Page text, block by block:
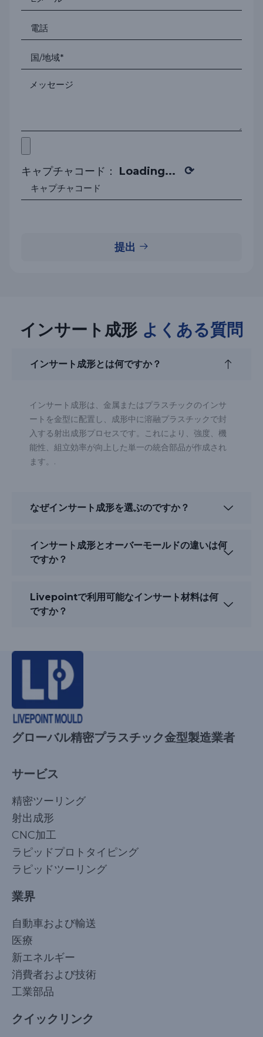
キャプチャコード： Loading... ⟳
提出
インサート成形 よくある質問
インサート成形とは何ですか？
インサート成形は、金属またはプラスチックのインサ
ートを金型に配置し、成形中に溶融プラスチックで封
入する射出成形プロセスです。これにより、強度、機
能性、組立効率が向上した単一の統合部品が作成され
ます。.
なぜインサート成形を選ぶのですか？
インサート成形とオーバーモールドの違いは何
ですか？
Livepointで利用可能なインサート材料は何
ですか？
グローバル精密プラスチック金型製造業者
サービス
精密ツーリング
射出成形
CNC加工
ラピッドプロトタイピング
ラピッドツーリング
業界
自動車および輸送
医療
新エネルギー
消費者および技術
工業部品
クイックリンク